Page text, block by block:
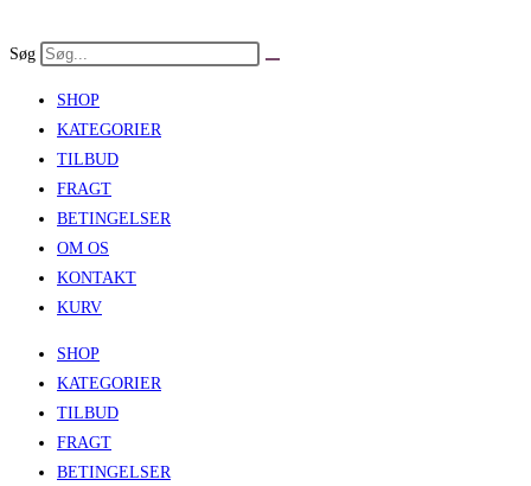
to
Søg
SHOP
KATEGORIER
TILBUD
FRAGT
BETINGELSER
OM OS
KONTAKT
KURV
SHOP
KATEGORIER
TILBUD
FRAGT
BETINGELSER